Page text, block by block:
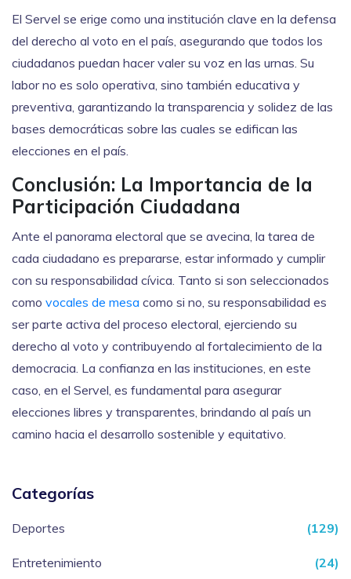
El Servel se erige como una institución clave en la defensa
del derecho al voto en el país, asegurando que todos los
ciudadanos puedan hacer valer su voz en las urnas. Su
labor no es solo operativa, sino también educativa y
preventiva, garantizando la transparencia y solidez de las
bases democráticas sobre las cuales se edifican las
elecciones en el país.
Conclusión: La Importancia de la
Participación Ciudadana
Ante el panorama electoral que se avecina, la tarea de
cada ciudadano es prepararse, estar informado y cumplir
con su responsabilidad cívica. Tanto si son seleccionados
como vocales de mesa como si no, su responsabilidad es
ser parte activa del proceso electoral, ejerciendo su
derecho al voto y contribuyendo al fortalecimiento de la
democracia. La confianza en las instituciones, en este
caso, en el Servel, es fundamental para asegurar
elecciones libres y transparentes, brindando al país un
camino hacia el desarrollo sostenible y equitativo.
Categorías
Deportes (129)
Entretenimiento (24)